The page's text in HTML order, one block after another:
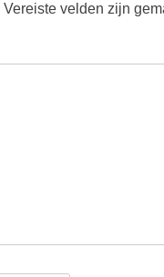
Vereiste velden zijn